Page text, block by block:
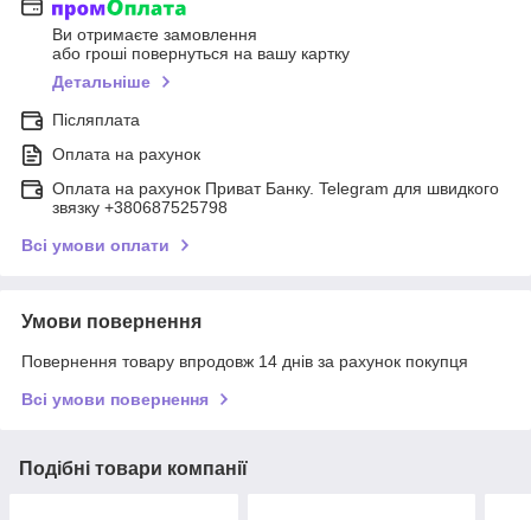
Ви отримаєте замовлення
або гроші повернуться на вашу картку
Детальніше
Післяплата
Оплата на рахунок
Оплата на рахунок Приват Банку. Telegram для швидкого
звязку +380687525798
Всі умови оплати
Умови повернення
Повернення товару впродовж 14 днів за рахунок покупця
Всі умови повернення
Подібні товари компанії